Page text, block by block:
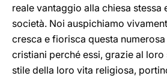
reale vantaggio alla chiesa stessa
società. Noi auspichiamo
cresca e fiorisca questa
cristiani perché essi, grazie al
stile della loro vita religiosa,